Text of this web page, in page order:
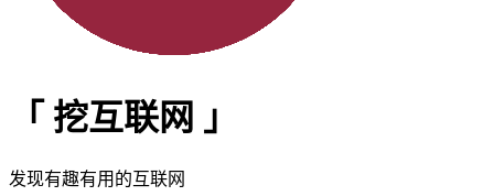
「 挖互联网 」
发现有趣有用的互联网